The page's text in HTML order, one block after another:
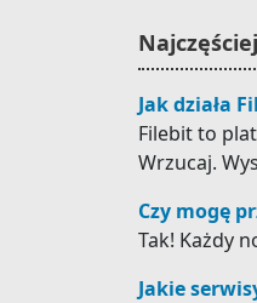
Jak działa
Filebit to
Wrzucaj.
Czy mogę
Tak! Każdy
Jakie